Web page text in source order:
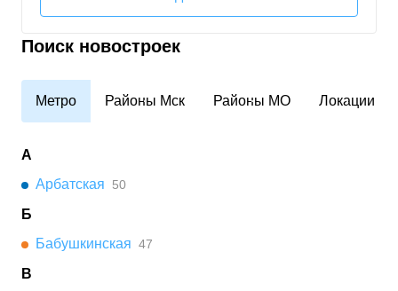
Поиск новостроек
Метро Районы Мск Районы МО Локации
А
Арбатская
50
Б
Бабушкинская 47
В